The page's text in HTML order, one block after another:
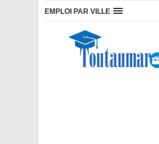
EMPLOI PAR VILLE